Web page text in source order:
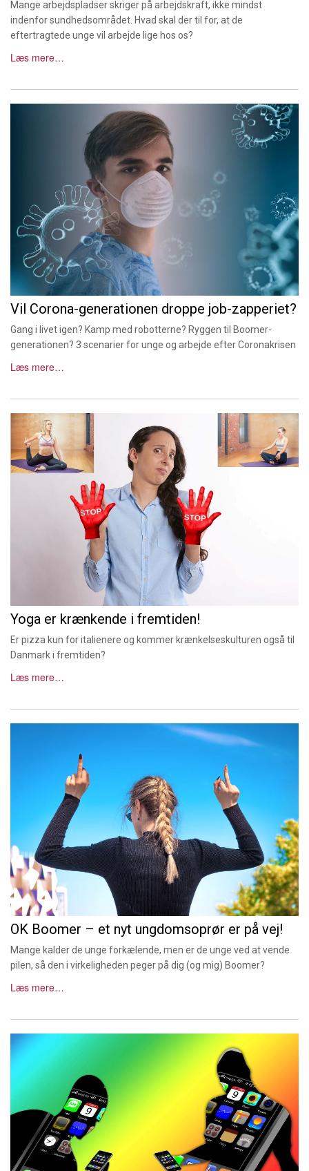
Mange arbejdspladser skriger på arbejdskraft, ikke mindst
indenfor sundhedsområdet. Hvad skal der til for, at de
eftertragtede unge vil arbejde lige hos os?
Læs mere…
Vil Corona-generationen droppe job-zapperiet?
Gang i livet igen? Kamp med robotterne? Ryggen til Boomer-
generationen? 3 scenarier for unge og arbejde efter Coronakrisen
Læs mere…
Yoga er krænkende i fremtiden!
Er pizza kun for italienere og kommer krænkelseskulturen også til
Danmark i fremtiden?
Læs mere…
OK Boomer – et nyt ungdomsoprør er på vej!
Mange kalder de unge forkælende, men er de unge ved at vende
pilen, så den i virkeligheden peger på dig (og mig) Boomer?
Læs mere…